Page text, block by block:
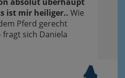
ist mir heiliger.. Wie
Pferd gerecht
fragt sich Daniela